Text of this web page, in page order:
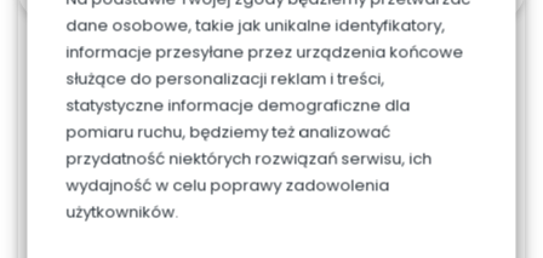
dane osobowe, takie jak unikalne identyfikatory,
informacje przesyłane przez urządzenia końcowe
służące do personalizacji reklam i treści,
statystyczne informacje demograficzne dla
pomiaru ruchu, będziemy też analizować
przydatność niektórych rozwiązań serwisu, ich
wydajność w celu poprawy zadowolenia
użytkowników.
Możliwa jest zmiana koloru tortu, kwiatów bądź
koronki po wcześniejszej konsultacji.
Kwiaty wykonane są z masy cukrowej.
Jeśli chcesz zamówić większy tort - skontaktuj się
z nami.